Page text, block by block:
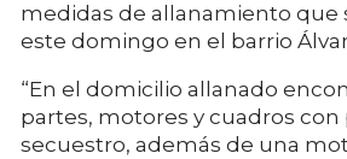
medidas de allanamiento que
este domingo en el barrio
“En el domicilio allanado
partes, motores y cuadros con
secuestro, además de una